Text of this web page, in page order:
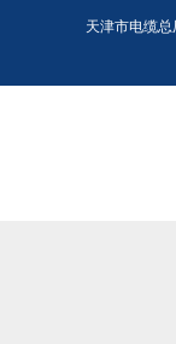
天津市电缆